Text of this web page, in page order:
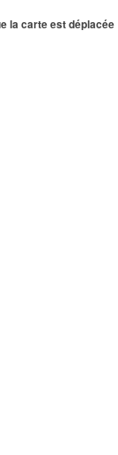
la carte est déplacée